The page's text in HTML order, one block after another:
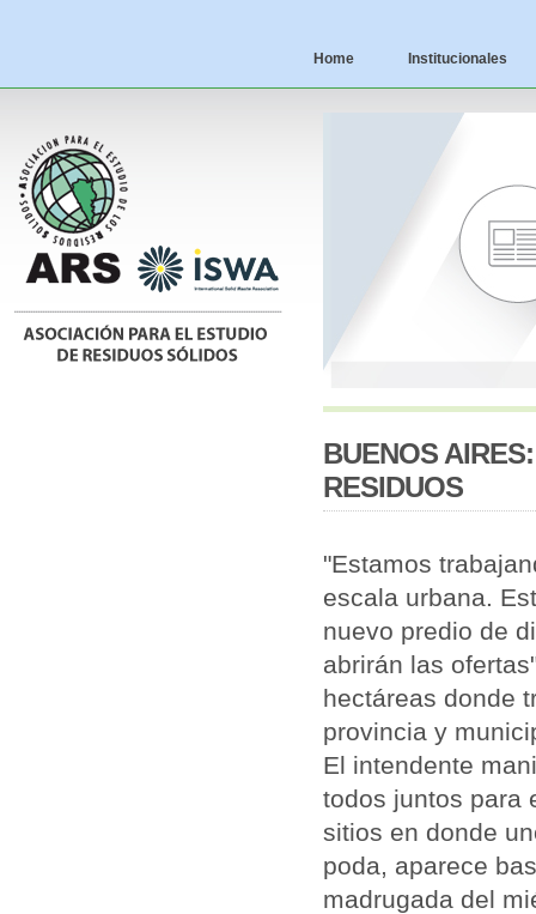
Home Institucionales
BUENOS
RESIDUOS
"Estamos
escala urbana.
nuevo predio de
abrirán las
hectáreas donde
provincia y
El intendente
todos juntos para
sitios en donde
poda, aparece
madrugada del